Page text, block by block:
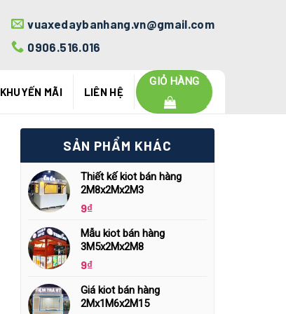
vuaxedaybanhang.vn@gmail.com
0906.516.016
KHUYẾN MÃI LIÊN HỆ
GIỎ HÀNG
SẢN PHẨM KHÁC
Thiết kế kiot bán hàng
2M8x2Mx2M3
9₫
Mẫu kiot bán hàng
3M5x2Mx2M8
9₫
Giá kiot bán hàng
2Mx1M6x2M15